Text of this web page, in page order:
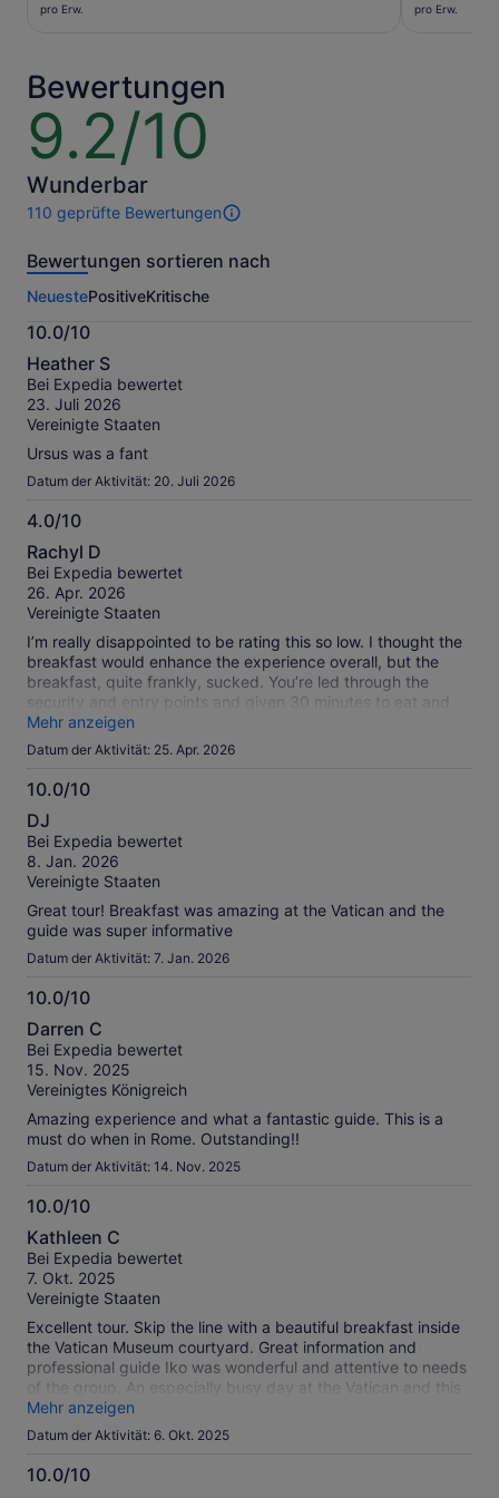
beträgt
Erw.
pro Erw.
war
pro Erw.
Bewertungen
9.2/10
9.2
von
10
Wunderbar
110 geprüfte Bewertungen
110
dieser
Weitere
Informationen
zu
unseren
geprüften
Bewertungen.
Bewertungen sortieren nach
NeuestePositiveKritische
10.0/10
10.0
von
10
Heather S
Bei Expedia bewertet
23. Juli 2026
Vereinigte Staaten
Ursus was a fant
Datum der Aktivität: 20. Juli 2026
4.0/10
4.0
von
10
Rachyl D
Bei Expedia bewertet
26. Apr. 2026
Vereinigte Staaten
I’m really disappointed to be rating this so low. I thought the
breakfast would enhance the experience overall, but the
breakfast, quite frankly, sucked. You’re led through the
security and entry points and given 30 minutes to eat and
use restroom before starting which seemed reasonable. I
was a table of 1, and the breakfast itself was all premade
and every table got the same stuff. When you’re a solo guest
you’re nearly invisible. After 20 minutes of near begging
around 4 staff members (all of them unfriendly and
uncaring), I stopped who I thought was the “lead” to explain
that I then had only 6 minutes to eat and use the restroom all
the way on the other end of the building. He didn’t care. It
was literally dropped on my table about a minute later. I had
to eat super fast which I hate, the food was meh and nothing
special, and it just made the whole experience more
stressful. Just get the regular tour and go to the check-in
point early. There are several breakfast places to eat at!
Mehr anzeigen
Datum der Aktivität: 25. Apr. 2026
10.0/10
10.0
von
10
DJ
Bei Expedia bewertet
8. Jan. 2026
Vereinigte Staaten
Great tour! Breakfast was amazing at the Vatican and the
guide was super informative
Datum der Aktivität: 7. Jan. 2026
10.0/10
10.0
von
10
Darren C
Bei Expedia bewertet
15. Nov. 2025
Vereinigtes Königreich
Amazing experience and what a fantastic guide. This is a
must do when in Rome. Outstanding!!
Datum der Aktivität: 14. Nov. 2025
10.0/10
10.0
von
10
Kathleen C
Bei Expedia bewertet
7. Okt. 2025
Vereinigte Staaten
Excellent tour. Skip the line with a beautiful breakfast inside
the Vatican Museum courtyard. Great information and
professional guide Iko was wonderful and attentive to needs
of the group. An especially busy day at the Vatican and this
tour saved us hours and hours of time that would have been
spent waiting in line! Thank you ver much! Highly
Mehr anzeigen
Datum der Aktivität: 6. Okt. 2025
10.0/10